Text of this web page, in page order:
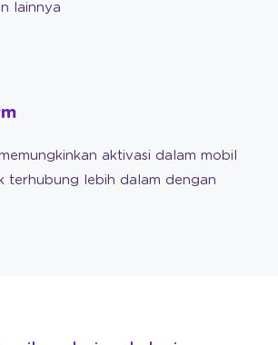
lainnya
aktivasi dalam mobil
terhubung lebih dalam dengan